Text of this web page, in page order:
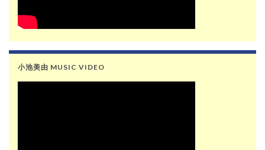
小池美由 MUSIC VIDEO